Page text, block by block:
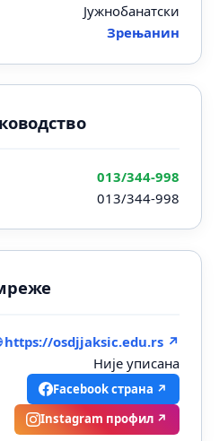
Јужнобанатски
Зрењанин
013/344-998
013/344-998
https://osdjjaksic.edu.rs ↗
Није уписана
Facebook страна ↗
Instagram профил ↗